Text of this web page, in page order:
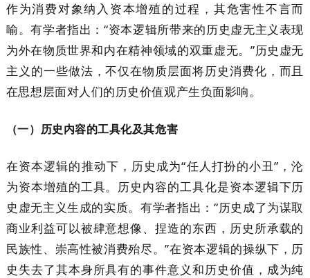
作为消费对象纳入资本增殖的过程，其危害性不言而
喻。有学者指出：“资本逻辑所带来的历史虚无主义表现
为外在物质世界和内在精神领域的双重虚无。”历史虚无
主义的一些做法，不仅在物质层面将历史消费化，而且
在思想层面对人们的历史价值观产生负面影响。
（一）历史内容的工具化及其危害
在资本逻辑的推动下，历史成为“任人打扮的小丑”，沦
为资本增殖的工具。历史内容的工具化是资本逻辑下历
史虚无主义生成的实质。有学者指出：“历史成了为谋取
商业利益可以被肆意想像、捏造的东西，历史所承载的
民族性、崇高性被消费殆尽。”在资本逻辑的操纵下，历
史失去了其本身所具有的事件意义和历史价值，成为纯